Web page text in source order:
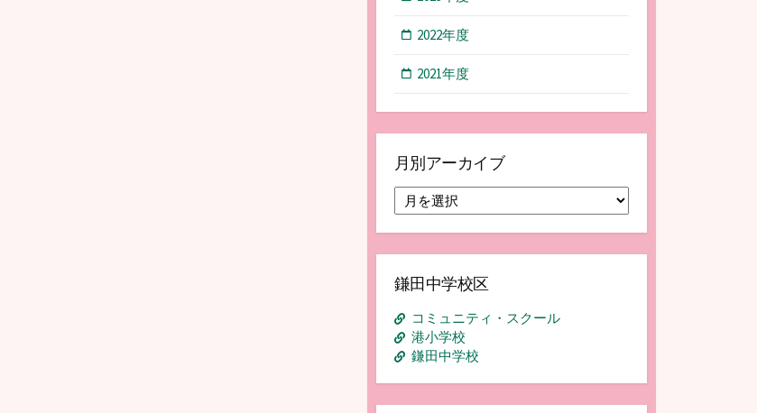
2022年度
2021年度
月別アーカイブ
別
ア
ー
イ
ブ
鎌田中学校区
コミュニティ・スクール
港小学校
鎌田中学校